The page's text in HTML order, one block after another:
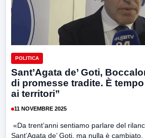
POLITICA
Sant’Agata de’ Goti,
di promesse tradite. È
ai territori”
11 NOVEMBRE 2025
«Da trent’anni sentiamo parlare del
Sant’Agata de’ Goti, ma nulla è cambiato.